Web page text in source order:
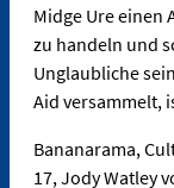
Midge Ure einen
zu handeln und
Unglaubliche
Aid versammelt,
Bananarama,
17, Jody Watley